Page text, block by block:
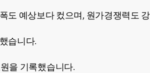
도 예상보다 컸으며, 원가경쟁력도
습니다.
을 기록했습니다.